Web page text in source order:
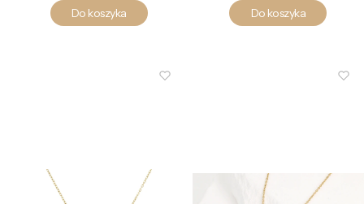
Do koszyka Do koszyka